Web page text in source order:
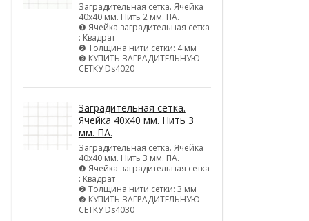
Заградительная сетка. Ячейка
40х40 мм. Нить 2 мм. ПА.
❶ Ячейка заградительная сетка
: Квадрат
❷ Толщина нити сетки: 4 мм
❸ КУПИТЬ ЗАГРАДИТЕЛЬНУЮ
СЕТКУ Ds4020
Заградительная сетка.
Ячейка 40х40 мм. Нить 3
мм. ПА.
Заградительная сетка. Ячейка
40х40 мм. Нить 3 мм. ПА.
❶ Ячейка заградительная сетка
: Квадрат
❷ Толщина нити сетки: 3 мм
❸ КУПИТЬ ЗАГРАДИТЕЛЬНУЮ
СЕТКУ Ds4030